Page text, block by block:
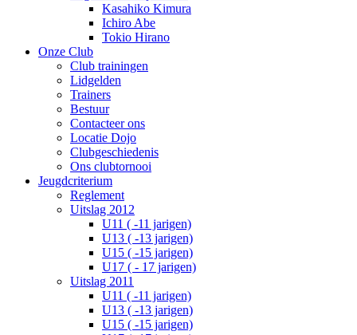
Kasahiko Kimura
Ichiro Abe
Tokio Hirano
Onze Club
Club trainingen
Lidgelden
Trainers
Bestuur
Contacteer ons
Locatie Dojo
Clubgeschiedenis
Ons clubtornooi
Jeugdcriterium
Reglement
Uitslag 2012
U11 ( -11 jarigen)
U13 ( -13 jarigen)
U15 ( -15 jarigen)
U17 ( - 17 jarigen)
Uitslag 2011
U11 ( -11 jarigen)
U13 ( -13 jarigen)
U15 ( -15 jarigen)